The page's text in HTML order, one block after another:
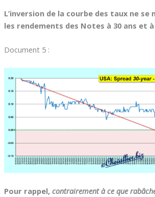
L’inversion de la courbe des taux ne
les rendements des Notes à 30 ans et à
Document 5 :
Pour rappel, contrairement à ce que